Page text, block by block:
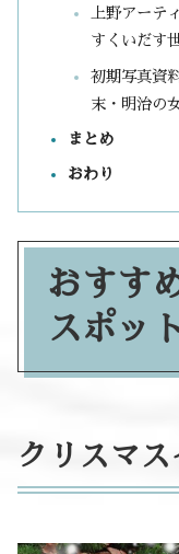
上野アーテ
すくいだす
初期写真資
末・明治の
まとめ
おわり
おすす
スポッ
クリスマス